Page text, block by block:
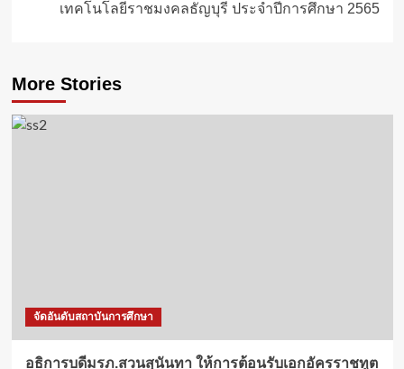
เทคโนโลยีราชมงคลธัญบุรี ประจำปีการศึกษา 2565
More Stories
จัดอันดับสถาบันการศึกษา
อธิการบดีมรภ.สวนสุนันทา ให้การต้อนรับเอกอัครราชทูต